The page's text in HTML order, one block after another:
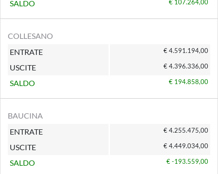
SALDO € 107.264,00
COLLESANO
ENTRATE
€ 4.591.194,00
USCITE € 4.396.336,00
SALDO € 194.858,00
BAUCINA
ENTRATE
€ 4.255.475,00
USCITE € 4.449.034,00
SALDO € -193.559,00